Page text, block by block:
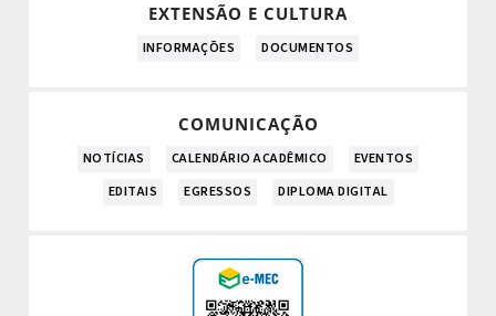
EXTENSÃO E CULTURA
INFORMAÇÕES DOCUMENTOS
COMUNICAÇÃO
NOTÍCIAS CALENDÁRIO ACADÊMICO
EVENTOS
EDITAIS
EGRESSOS DIPLOMA DIGITAL